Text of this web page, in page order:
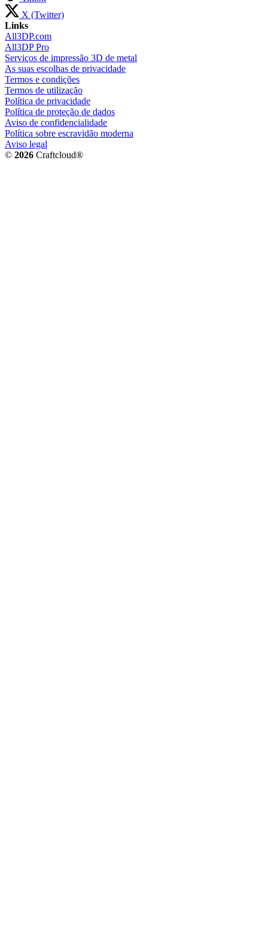
X (Twitter)
Links
All3DP.com
All3DP Pro
Serviços de impressão 3D de metal
As suas escolhas de privacidade
Termos e condições
Termos de utilização
Política de privacidade
Política de proteção de dados
Aviso de confidencialidade
Política sobre escravidão moderna
Aviso legal
© 2026 Craftcloud®